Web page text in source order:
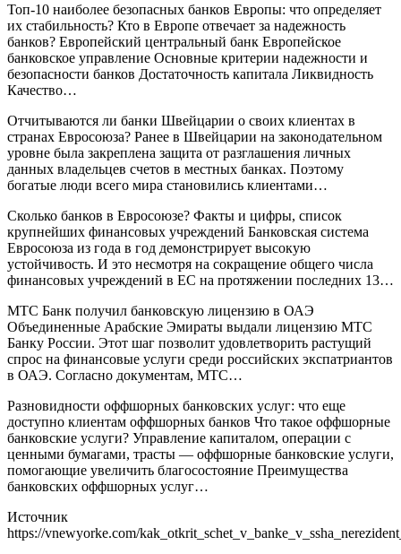
Топ-10 наиболее безопасных банков Европы: что определяет
их стабильность? Кто в Европе отвечает за надежность
банков? Европейский центральный банк Европейское
банковское управление Основные критерии надежности и
безопасности банков Достаточность капитала Ликвидность
Качество…
Отчитываются ли банки Швейцарии о своих клиентах в
странах Евросоюза? Ранее в Швейцарии на законодательном
уровне была закреплена защита от разглашения личных
данных владельцев счетов в местных банках. Поэтому
богатые люди всего мира становились клиентами…
Сколько банков в Евросоюзе? Факты и цифры, список
крупнейших финансовых учреждений Банковская система
Евросоюза из года в год демонстрирует высокую
устойчивость. И это несмотря на сокращение общего числа
финансовых учреждений в ЕС на протяжении последних 13…
МТС Банк получил банковскую лицензию в ОАЭ
Объединенные Арабские Эмираты выдали лицензию МТС
Банку России. Этот шаг позволит удовлетворить растущий
спрос на финансовые услуги среди российских экспатриантов
в ОАЭ. Согласно документам, МТС…
Разновидности оффшорных банковских услуг: что еще
доступно клиентам оффшорных банков Что такое оффшорные
банковские услуги? Управление капиталом, операции с
ценными бумагами, трасты — оффшорные банковские услуги,
помогающие увеличить благосостояние Преимущества
банковских оффшорных услуг…
Источник
https://vnewyorke.com/